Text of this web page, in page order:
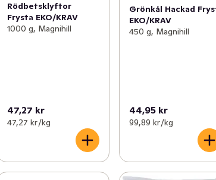
Rödbetsklyftor
Frysta EKO/KRAV
1000 g, Magnihill
47,27 kr
47,27 kr /kg
Grönkål Hackad
EKO/KRAV
450 g, Magnihill
44,95 kr
99,89 kr /kg